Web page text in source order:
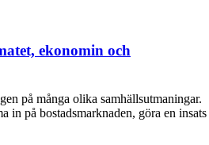
ekonomin och
på många olika samhällsutmaningar.
in på bostadsmarknaden, göra en insats